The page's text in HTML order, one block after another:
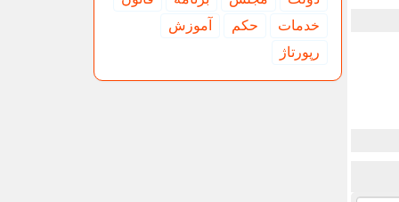
خدمات
حكم
آموزش
رپورتاژ